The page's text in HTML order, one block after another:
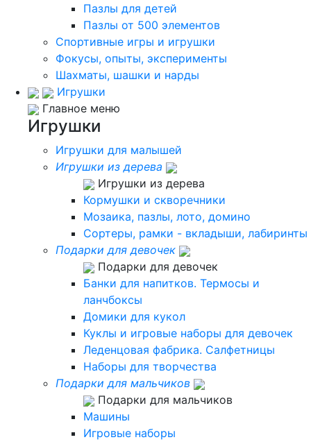
Пазлы для детей
Пазлы от 500 элементов
Спортивные игры и игрушки
Фокусы, опыты, эксперименты
Шахматы, шашки и нарды
Игрушки
Главное меню
Игрушки
Игрушки для малышей
Игрушки из дерева
Игрушки из дерева
Кормушки и скворечники
Мозаика, пазлы, лото, домино
Сортеры, рамки - вкладыши, лабиринты
Подарки для девочек
Подарки для девочек
Банки для напитков. Термосы и
ланчбоксы
Домики для кукол
Куклы и игровые наборы для девочек
Леденцовая фабрика. Салфетницы
Наборы для творчества
Подарки для мальчиков
Подарки для мальчиков
Машины
Игровые наборы